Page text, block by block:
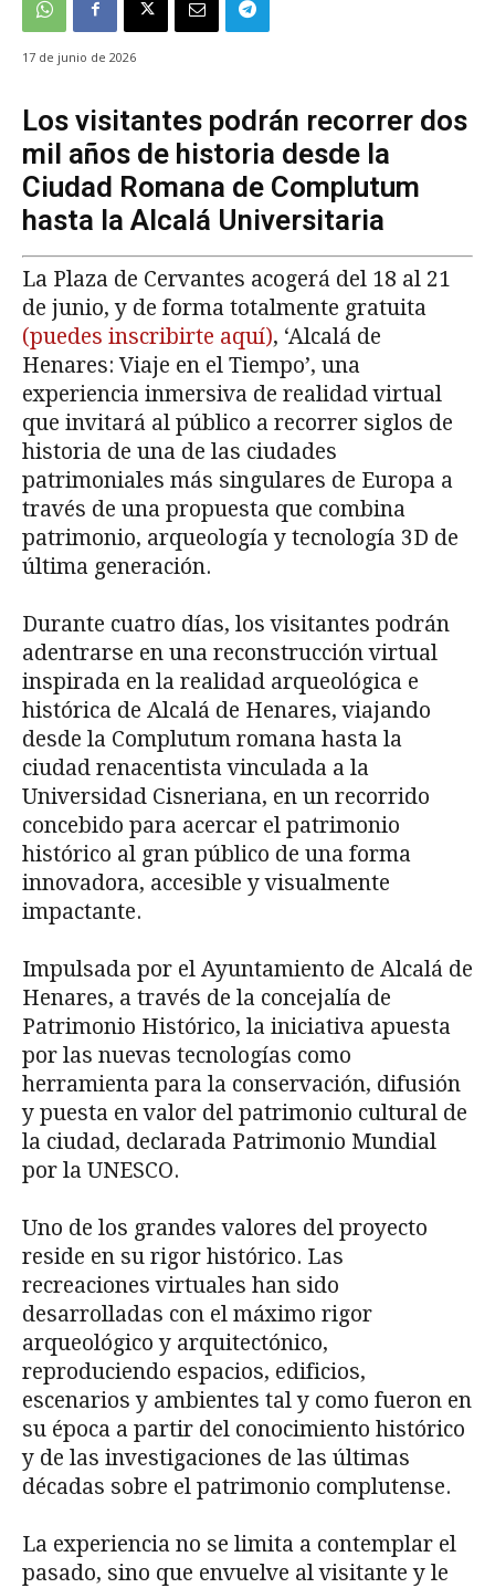
17 de junio de 2026
Los visitantes podrán recorrer dos
mil años de historia desde la
Ciudad Romana de Complutum
hasta la Alcalá Universitaria
La Plaza de Cervantes acogerá del 18 al 21
de junio, y de forma totalmente gratuita
(puedes inscribirte aquí), ‘Alcalá de
Henares: Viaje en el Tiempo’, una
experiencia inmersiva de realidad virtual
que invitará al público a recorrer siglos de
historia de una de las ciudades
patrimoniales más singulares de Europa a
través de una propuesta que combina
patrimonio, arqueología y tecnología 3D de
última generación.
Durante cuatro días, los visitantes podrán
adentrarse en una reconstrucción virtual
inspirada en la realidad arqueológica e
histórica de Alcalá de Henares, viajando
desde la Complutum romana hasta la
ciudad renacentista vinculada a la
Universidad Cisneriana, en un recorrido
concebido para acercar el patrimonio
histórico al gran público de una forma
innovadora, accesible y visualmente
impactante.
Impulsada por el Ayuntamiento de Alcalá de
Henares, a través de la concejalía de
Patrimonio Histórico, la iniciativa apuesta
por las nuevas tecnologías como
herramienta para la conservación, difusión
y puesta en valor del patrimonio cultural de
la ciudad, declarada Patrimonio Mundial
por la UNESCO.
Uno de los grandes valores del proyecto
reside en su rigor histórico. Las
recreaciones virtuales han sido
desarrolladas con el máximo rigor
arqueológico y arquitectónico,
reproduciendo espacios, edificios,
escenarios y ambientes tal y como fueron en
su época a partir del conocimiento histórico
y de las investigaciones de las últimas
décadas sobre el patrimonio complutense.
La experiencia no se limita a contemplar el
pasado, sino que envuelve al visitante y le